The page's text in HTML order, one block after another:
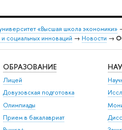
«Высшая школа экономики»
социальных инноваций → Новости →
ОБРАЗОВАНИЕ
Лицей
Довузовская подготовка
Олимпиады
Прием в бакалавриат